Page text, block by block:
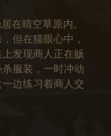
在晴空草原内。
但在猫眼心中，
发现商人正在贩
服装，一时冲动
边练习着商人交